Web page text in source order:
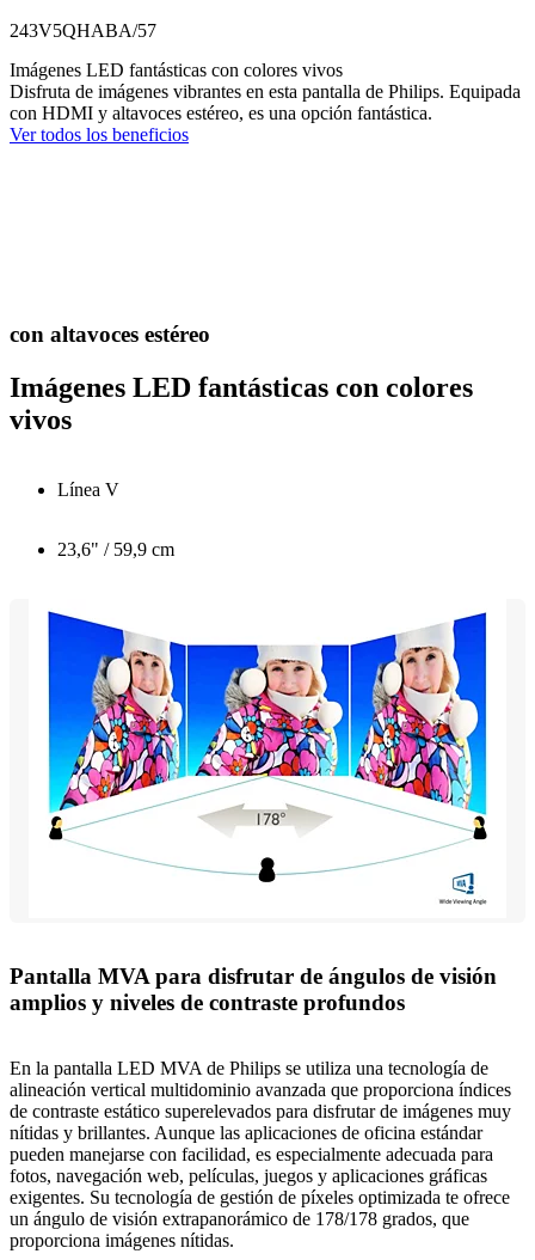
243V5QHABA/57
Imágenes LED fantásticas con colores vivos
Disfruta de imágenes vibrantes en esta pantalla de Philips. Equipada
con HDMI y altavoces estéreo, es una opción fantástica.
Ver todos los beneficios
con altavoces estéreo
Imágenes LED fantásticas con colores
vivos
Línea V
23,6" / 59,9 cm
Pantalla MVA para disfrutar de ángulos de visión
amplios y niveles de contraste profundos
En la pantalla LED MVA de Philips se utiliza una tecnología de
alineación vertical multidominio avanzada que proporciona índices
de contraste estático superelevados para disfrutar de imágenes muy
nítidas y brillantes. Aunque las aplicaciones de oficina estándar
pueden manejarse con facilidad, es especialmente adecuada para
fotos, navegación web, películas, juegos y aplicaciones gráficas
exigentes. Su tecnología de gestión de píxeles optimizada te ofrece
un ángulo de visión extrapanorámico de 178/178 grados, que
proporciona imágenes nítidas.